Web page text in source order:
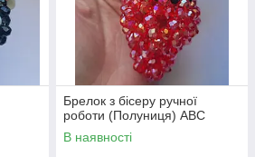
Брелок з бісеру ручної
роботи (Полуниця) ABC
В наявності